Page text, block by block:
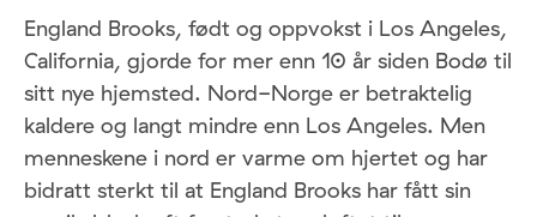
England Brooks, født og oppvokst i Los Angeles,
California, gjorde for mer enn 10 år siden Bodø til
sitt nye hjemsted. Nord-Norge er betraktelig
kaldere og langt mindre enn Los Angeles. Men
menneskene i nord er varme om hjertet og har
bidratt sterkt til at England Brooks har fått sin